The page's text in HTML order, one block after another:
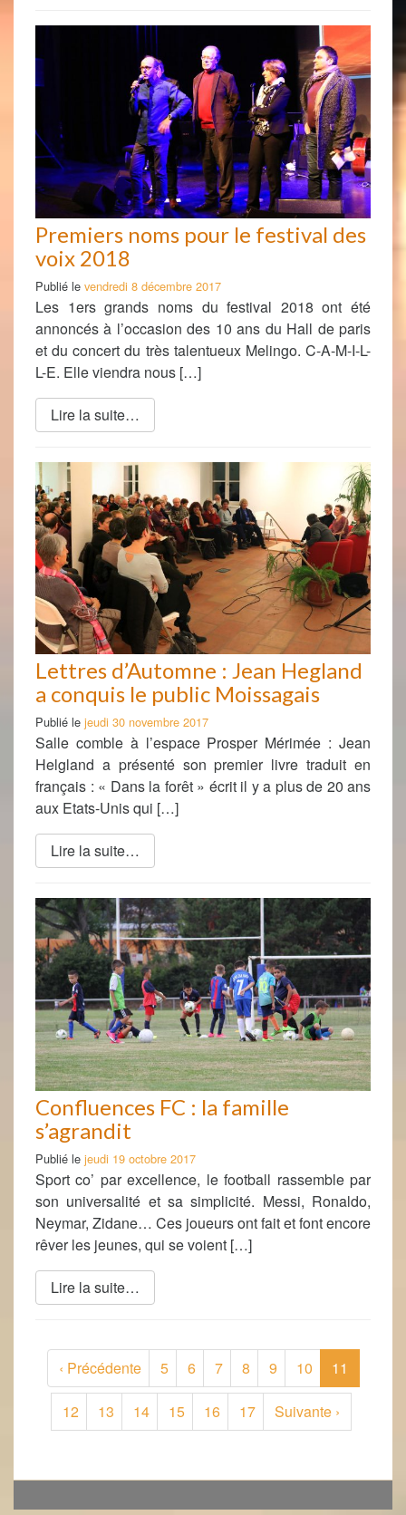
Premiers noms pour le festival des
voix 2018
Publié le vendredi 8 décembre 2017
Les 1ers grands noms du festival 2018 ont été
annoncés à l’occasion des 10 ans du Hall de paris
et du concert du très talentueux Melingo. C-A-M-I-L-
L-E. Elle viendra nous […]
Lire la suite…
Lettres d’Automne : Jean Hegland
a conquis le public Moissagais
Publié le jeudi 30 novembre 2017
Salle comble à l’espace Prosper Mérimée : Jean
Helgland a présenté son premier livre traduit en
français : « Dans la forêt » écrit il y a plus de 20 ans
aux Etats-Unis qui […]
Lire la suite…
Confluences FC : la famille
s’agrandit
Publié le jeudi 19 octobre 2017
Sport co’ par excellence, le football rassemble par
son universalité et sa simplicité. Messi, Ronaldo,
Neymar, Zidane… Ces joueurs ont fait et font encore
rêver les jeunes, qui se voient […]
Lire la suite…
‹ Précédente 5 6 7 8 9 10 11
12 13 14 15 16 17 Suivante ›